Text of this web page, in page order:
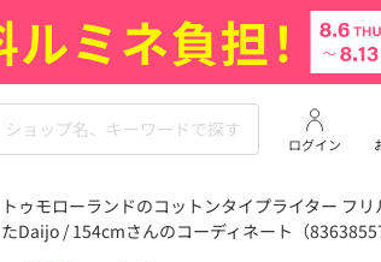
ログイン
トゥモローランドのコットンタイプライター フ
たDaijo / 154cmさんのコーディネート（83638557